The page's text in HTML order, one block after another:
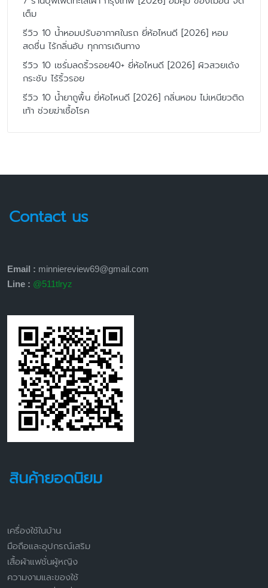
เต็ม
รีวิว 10 น้ำหอมปรับอากาศในรถ ยี่ห้อไหนดี [2026] หอม
สดชื่น ไร้กลิ่นอับ ทุกการเดินทาง
รีวิว 10 เซรั่มลดริ้วรอย40+ ยี่ห้อไหนดี [2026] ผิวสวยเด้ง
กระชับ ไร้ริ้วรอย
รีวิว 10 น้ำยาถูพื้น ยี่ห้อไหนดี [2026] กลิ่นหอม ไม่เหนียวติด
เท้า ช่วยฆ่าเชื้อโรค
Contact us
Email : minniereview69@gmail.com
Line : @511tlryz
สินค้ายอดนิยม
เครื่องใช้ในบ้าน
มือถือและอุปกรณ์เสริม
เสื้อผ้าแฟชั่นผู้หญิง
ความงามและของใช้